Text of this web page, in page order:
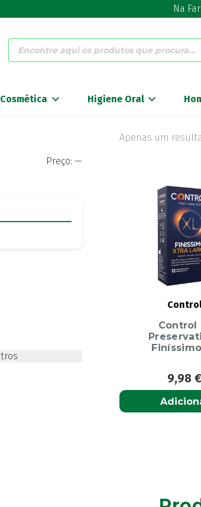
Na
Products
search
Cosmética Higiene Oral
Apenas um
Control
9,98€
Preço: —